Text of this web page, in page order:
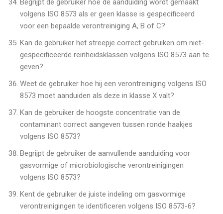
Begrijpt de gebruiker hoe de aanduiding wordt gemaakt
volgens ISO 8573 als er geen klasse is gespecificeerd
voor een bepaalde verontreiniging A, B of C?
Kan de gebruiker het streepje correct gebruiken om niet-
gespecificeerde reinheidsklassen volgens ISO 8573 aan te
geven?
Weet de gebruiker hoe hij een verontreiniging volgens ISO
8573 moet aanduiden als deze in klasse X valt?
Kan de gebruiker de hoogste concentratie van de
contaminant correct aangeven tussen ronde haakjes
volgens ISO 8573?
Begrijpt de gebruiker de aanvullende aanduiding voor
gasvormige of microbiologische verontreinigingen
volgens ISO 8573?
Kent de gebruiker de juiste indeling om gasvormige
verontreinigingen te identificeren volgens ISO 8573-6?